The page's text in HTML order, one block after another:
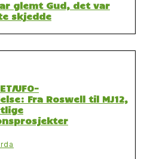
glemt Gud, det var
skjedde
UFO-
Fra Roswell til MJ12,